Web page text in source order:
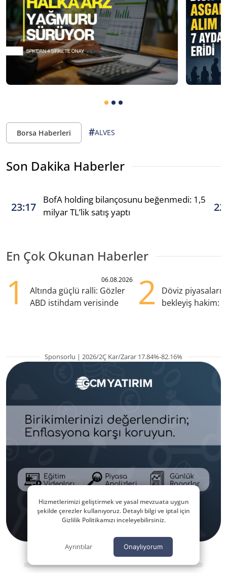
Borsa Haberleri #ALVES
Son Dakika Haberler
23:17
BofA holding bilançosunu beğenmedi: 1,5
milyar TL’lik satış yaptı
En Çok Okunan Haberler
1 06.08.2026
Altında güçlü ralli: Gözler
ABD istihdam verisinde
2
Döviz
bekleyiş hakim:
Sponsorlu | 2026/2Ç Kar/Zarar 17.84%-82.16%
Hizmetlerimizi geliştirmek ve yasal mevzuata uygun
şekilde çerezler kullanıyoruz. Detaylı bilgi ve iptal için
Gizlilik Politikamızı inceleyebilirsiniz.
Ayrıntılar Onaylıyorum